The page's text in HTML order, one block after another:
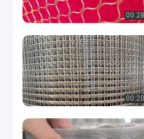
00:28
00:20